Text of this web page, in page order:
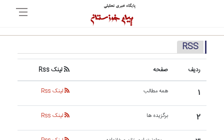
RSS
ردیف صفحه لینک Rss
۱ همه مطالب لینک Rss
۲ برگزیده ها لینک Rss